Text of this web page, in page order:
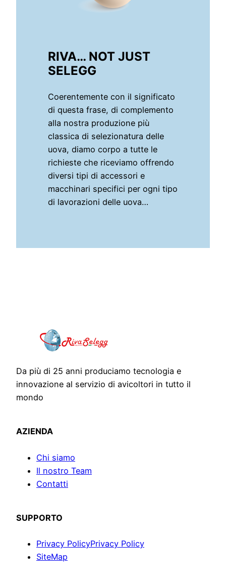
RIVA… NOT JUST
SELEGG
Coerentemente con il significato
di questa frase, di complemento
alla nostra produzione più
classica di selezionatura delle
uova, diamo corpo a tutte le
richieste che riceviamo offrendo
diversi tipi di accessori e
macchinari specifici per ogni tipo
di lavorazioni delle uova…
Da più di 25 anni produciamo tecnologia e
innovazione al servizio di avicoltori in tutto il
mondo
AZIENDA
Chi siamo
Il nostro Team
Contatti
SUPPORTO
Privacy PolicyPrivacy Policy
SiteMap